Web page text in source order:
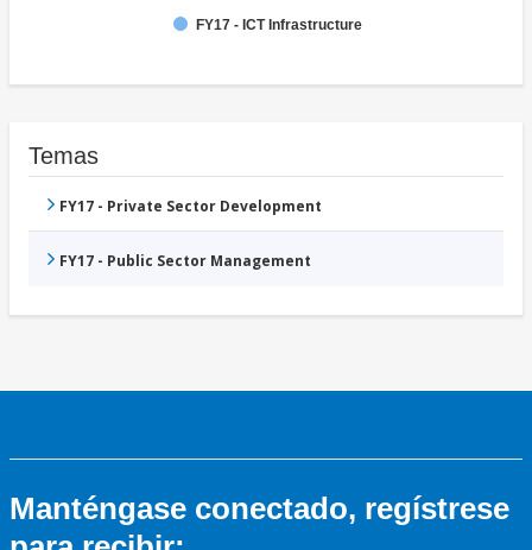
FY17 - ICT Infrastructure
Temas
FY17 - Private Sector Development
FY17 - Public Sector Management
Manténgase conectado, regístrese